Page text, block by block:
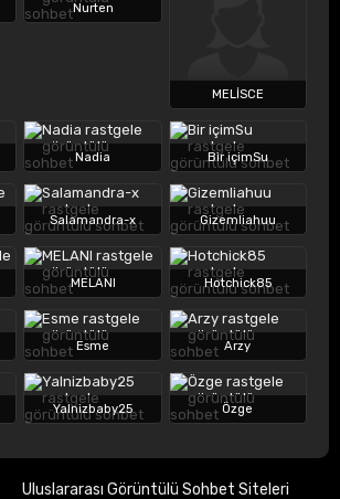
Nurten
MELİSCE
Nadia Bir içimSu
Salamandra-x Gizemliahuu
MELANI Hotchick85
Esme Arzy
Yalnizbaby25 Özge
Uluslararası Görüntülü Sohbet Siteleri